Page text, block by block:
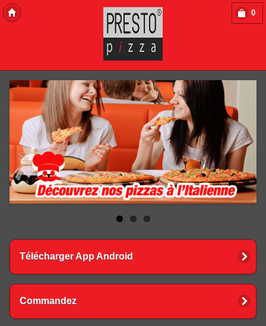
0
Télécharger App Android
Commandez
Copyright 2013 Des-Click Com